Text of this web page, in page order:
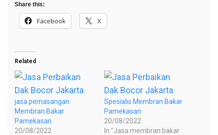
Share this:
Facebook X
Related
jasa pemasangan
Membran Bakar
Pamekasan
20/08/2022
Spesialis Membran Bakar
Pamekasan
20/08/2022
In "Jasa membran bakar